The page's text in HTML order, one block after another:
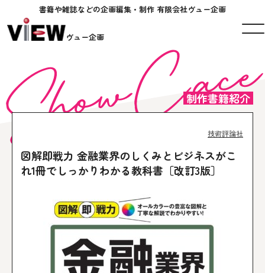
書籍や雑誌などの企画編集・制作 有限会社ヴュー企画
ヴュー企画
制作書籍紹介
技術評論社
図解即戦力 金融業界のしくみとビジネスがこ
れ1冊でしっかりわかる教科書［改訂3版］